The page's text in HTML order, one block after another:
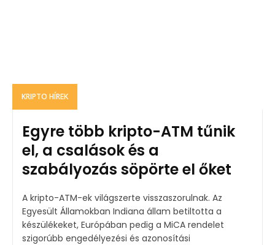
KRIPTO HÍREK
Egyre több kripto-ATM tűnik
el, a csalások és a
szabályozás söpörte el őket
A kripto-ATM-ek világszerte visszaszorulnak. Az
Egyesült Államokban Indiana állam betiltotta a
készülékeket, Európában pedig a MiCA rendelet
szigorúbb engedélyezési és azonosítási